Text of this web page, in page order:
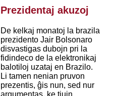
Prezidentaj akuzoj
De kelkaj monatoj la brazila
prezidento Jair Bolsonaro
disvastigas dubojn pri la
fidindeco de la elektronikaj
balotiloj uzataj en Brazilo.
Li tamen nenian pruvon
prezentis, ĝis nun, sed nur